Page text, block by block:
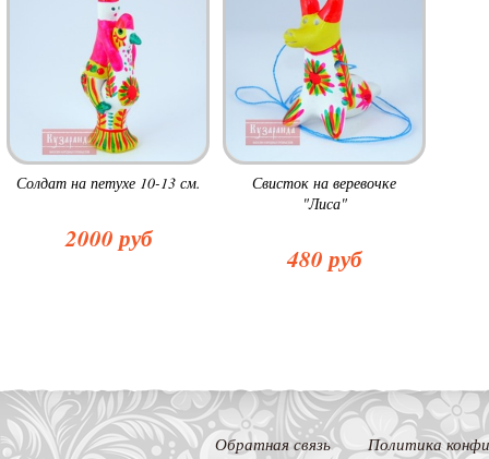
Солдат на петухе 10-13 см.
2000 руб
Свисток на веревочке
"Лиса"
480 руб
Обратная связь Политика